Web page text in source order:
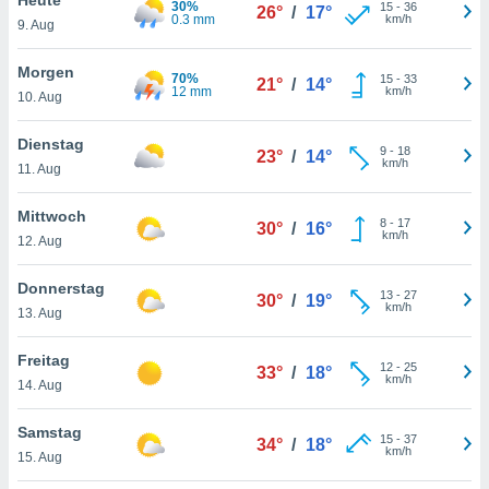
oder
Partner
es uns
das
der
Profil zu
Ihnen
finden
. Sie
jederzeit
Rand
9. Aug
30%
0.3 mm
26° / 17° 15- 36
km/h
Morgen
10. Aug
70%
12 mm
21° / 14° 15- 33
km/h
Dienstag
11. Aug
23° / 14° 9- 18
km/h
Mittwoch
12. Aug
30° / 16° 8- 17
km/h
Donnerstag
13. Aug
30° / 19° 13- 27
km/h
Freitag
14. Aug
33° / 18° 12- 25
km/h
Samstag
15. Aug
34° / 18° 15- 37
km/h